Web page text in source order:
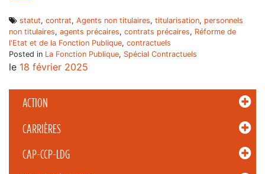
ACTION
CARRIÈRES
CAP-CCP-LDG
statut, contrat, Agents non titulaires, titularisation, personnels
non titulaires, agents précaires, contrats précaires, Réforme de
l'Etat et de la Fonction Publique, contractuels
Posted in La Fonction Publique, Spécial Contractuels
le 18 février 2025